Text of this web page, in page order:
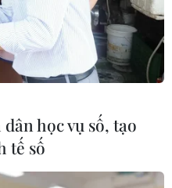
thiện dự
Thành
cao tốc
học vụ số, tạo
tế số